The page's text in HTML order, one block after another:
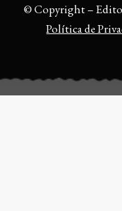
© Copyright –
Política de